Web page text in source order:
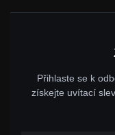
Přihlaste se k
získejte uvítací